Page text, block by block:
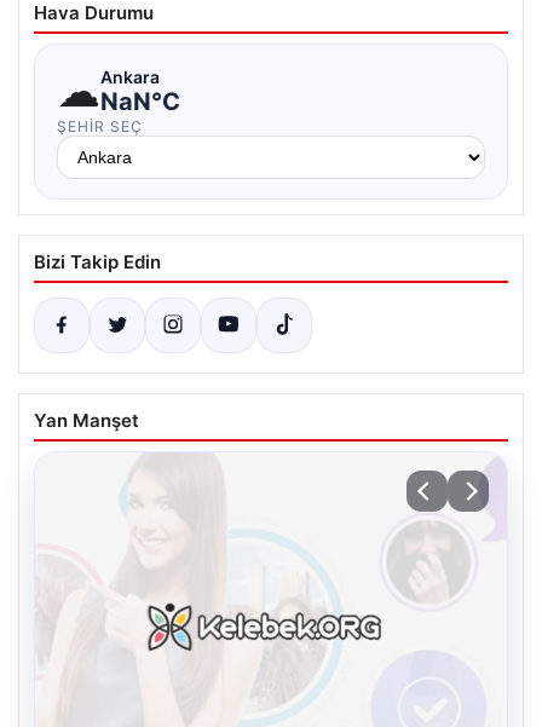
Hava Durumu
☁Ankara
NaN°C
ŞEHIR SEÇ
Bizi Takip Edin
Yan Manşet